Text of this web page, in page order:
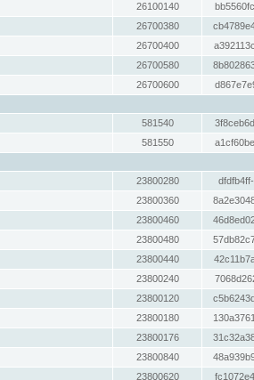
26100140
26700380
26700400
26700580
26700600
581540
581550
23800280
23800360
23800460
23800480
23800440
23800240
23800120
23800180
23800176
23800840
23800620